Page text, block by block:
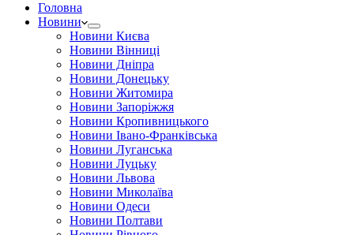
Головна
Новини
Новини Києва
Новини Вінниці
Новини Дніпра
Новини Донецьку
Новини Житомира
Новини Запоріжжя
Новини Кропивницького
Новини Івано-Франківська
Новини Луганська
Новини Луцьку
Новини Львова
Новини Миколаїва
Новини Одеси
Новини Полтави